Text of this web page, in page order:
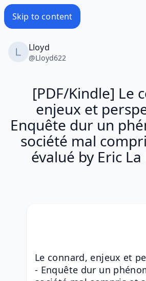
Skip to content
Lloyd
@Lloyd622
[PDF/Kindle] Le
enjeux et
Enquête dur un
société mal
évalué by Eric
Le connard, enjeux et
- Enquête dur un